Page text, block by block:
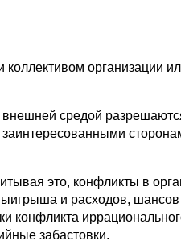
организации
средой
это, конфликты в
и расходов, шансов
конфликта
забастовки.